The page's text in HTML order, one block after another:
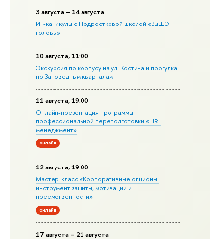
3 августа – 14 августа
ИТ-каникулы с Подростковой школой «ВыШЭ
головы»
10 августа, 11:00
Экскурсия по корпусу на ул. Костина и прогулка
по Заповедным кварталам
11 августа, 19:00
Онлайн-презентация программы
профессиональной переподготовки «HR-
менеджмент»
онлайн
12 августа, 19:00
Мастер-класс «Корпоративные опционы:
инструмент защиты, мотивации и
преемственности»
онлайн
17 августа – 21 августа